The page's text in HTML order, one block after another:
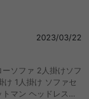
2023/03/22
ソファ 2人掛けソフ
け 1人掛け ソファセ
マン ヘッドレスト